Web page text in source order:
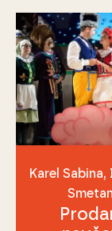
Karel Sabina